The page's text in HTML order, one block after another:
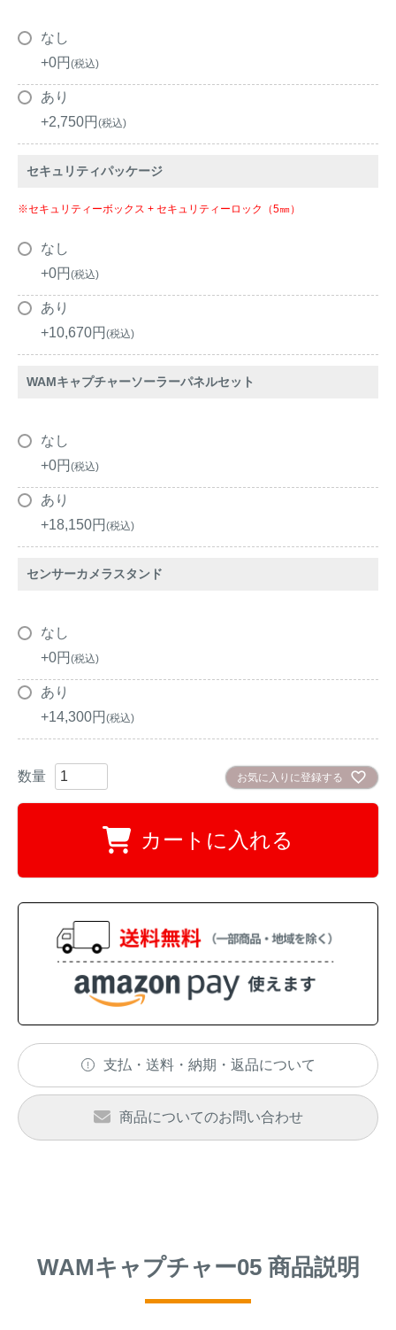
なし
+0 税込
あり
+2,750 税込
セキュリティパッケージ
※セキュリティーボックス + セキュリティーロック（5㎜）
なし
+0 税込
あり
+10,670 税込
WAMキャプチャーソーラーパネルセット
なし
+0 税込
あり
+18,150 税込
センサーカメラスタンド
なし
+0 税込
あり
+14,300 税込
お気に入りに登録する
カートに入れる
支払・送料・納期・返品について
商品についてのお問い合わせ
WAMキャプチャー05 商品説明